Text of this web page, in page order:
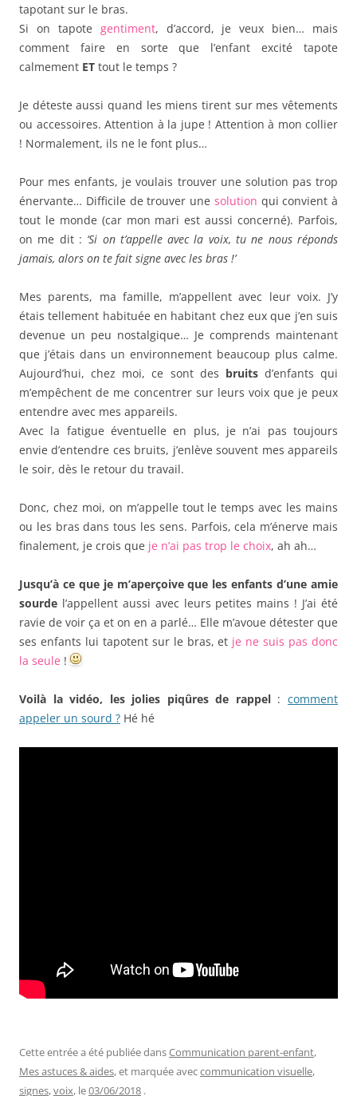
tapotant sur le bras.
Si on tapote gentiment, d’accord, je veux bien… mais
comment faire en sorte que l’enfant excité tapote
calmement ET tout le temps ?
Je déteste aussi quand les miens tirent sur mes vêtements
ou accessoires. Attention à la jupe ! Attention à mon collier
! Normalement, ils ne le font plus…
Pour mes enfants, je voulais trouver une solution pas trop
énervante… Difficile de trouver une solution qui convient à
tout le monde (car mon mari est aussi concerné). Parfois,
on me dit : ‘Si on t’appelle avec la voix, tu ne nous réponds
jamais, alors on te fait signe avec les bras !’
Mes parents, ma famille, m’appellent avec leur voix. J’y
étais tellement habituée en habitant chez eux que j’en suis
devenue un peu nostalgique… Je comprends maintenant
que j’étais dans un environnement beaucoup plus calme.
Aujourd’hui, chez moi, ce sont des bruitsd’enfants qui
m’empêchent de me concentrer sur leurs voix que je peux
entendre avec mes appareils.
Avec la fatigue éventuelle en plus, je n’ai pas toujours
envie d’entendre ces bruits, j’enlève souvent mes appareils
le soir, dès le retour du travail.
Donc, chez moi, on m’appelle tout le temps avec les mains
ou les bras dans tous les sens. Parfois, cela m’énerve mais
finalement, je crois que je n’ai pas trop le choix, ah ah…
Jusqu’à ce que je m’aperçoive que les enfants d’une amie
sourde l’appellent aussi avec leurs petites mains ! J’ai été
ravie de voir ça et on en a parlé… Elle m’avoue détester que
ses enfants lui tapotent sur le bras, et je ne suis pas donc
la seule !
Voilà la vidéo, les jolies piqûres de rappel:comment
appeler un sourd ? Hé hé
Cette entrée a été publiée dansCommunication parent-enfant,
Mes astuces & aides, et marquée aveccommunication visuelle,
signes,voix, le03/06/2018 .